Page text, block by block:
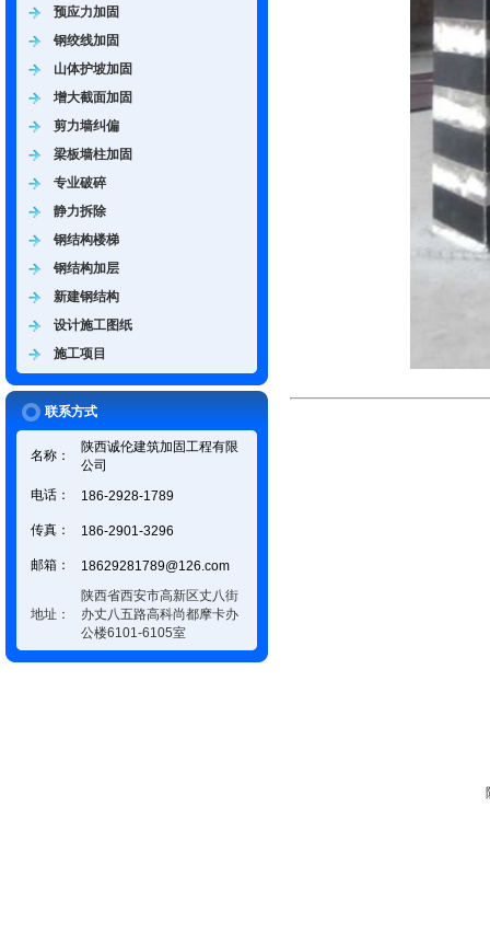
预应力加固
钢绞线加固
山体护坡加固
增大截面加固
剪力墙纠偏
梁板墙柱加固
专业破碎
静力拆除
钢结构楼梯
钢结构加层
新建钢结构
设计施工图纸
施工项目
联系方式
名称：
陕西诚伦建筑加固工程有限
公司
电话：
186-2928-1789
传真： 186-2901-3296
邮箱： 18629281789@126.com
地址：
陕西省西安市高新区丈八街
办丈八五路高科尚都摩卡办
公楼6101-6105室